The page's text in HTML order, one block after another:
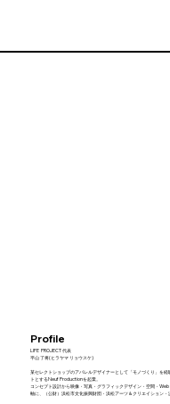
​LIFE PROJECT 代表
平山 了将(ヒラヤマ リョウスケ)
某セレクトショップのアパレルデザイナーとして「モノづくり」を
トとするNeuf Productionを起業。
コンセプト設計から映像・写真・グラフィックデザイン・空間・
軸に、（公財）浜松市文化振興財団・浜松アーツ＆クリエイション
Profile